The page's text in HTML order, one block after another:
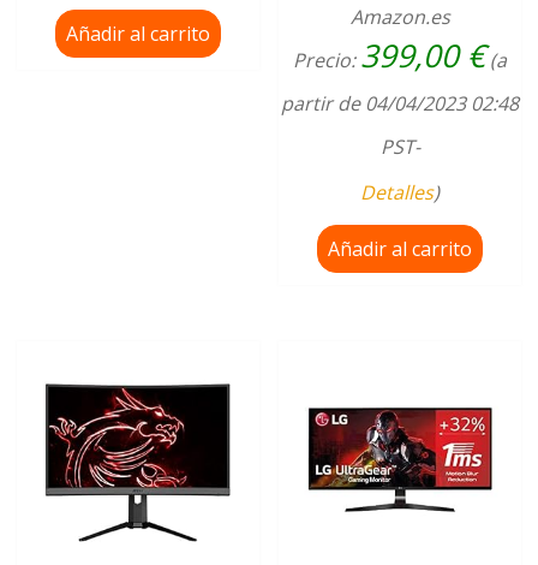
Añadir al carrito
Amazon.es
Precio:399,00€ (a
partir de 04/04/2023 02:48
PST-
Detalles)
Añadir al carrito